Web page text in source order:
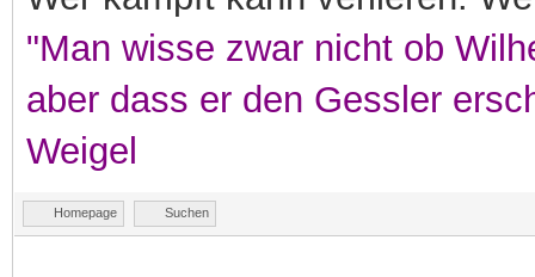
"Man wisse zwar nicht ob
aber dass er den Gessler
Weigel
Homepage Suchen